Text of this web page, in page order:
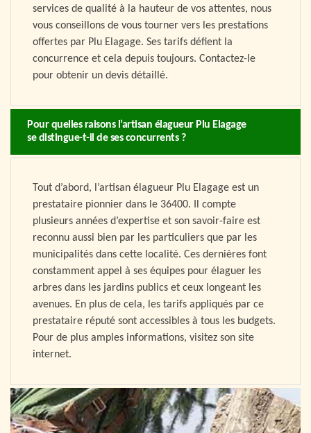
services de qualité à la hauteur de vos attentes, nous
vous conseillons de vous tourner vers les prestations
offertes par Plu Elagage. Ses tarifs défient la
concurrence et cela depuis toujours. Contactez-le
pour obtenir un devis détaillé.
Pour quelles raisons l’artisan élagueur Plu Elagage
se distingue-t-il de ses concurrents ?
Tout d’abord, l’artisan élagueur Plu Elagage est un
prestataire pionnier dans le 36400. Il compte
plusieurs années d’expertise et son savoir-faire est
reconnu aussi bien par les particuliers que par les
municipalités dans cette localité. Ces dernières font
constamment appel à ses équipes pour élaguer les
arbres dans les jardins publics et ceux longeant les
avenues. En plus de cela, les tarifs appliqués par ce
prestataire réputé sont accessibles à tous les budgets.
Pour de plus amples informations, visitez son site
internet.